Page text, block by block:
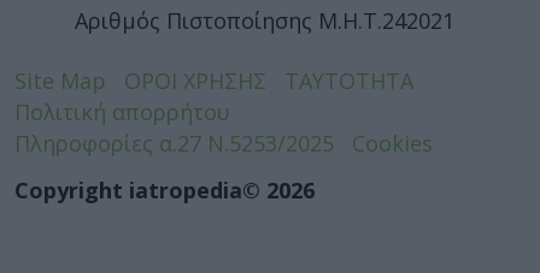
Αριθμός Πιστοποίησης Μ.Η.Τ.242021
Site Map ΟΡΟΙ ΧΡΗΣΗΣ
ΤΑΥΤΟΤΗΤΑ
Πολιτική απορρήτου
Πληροφορίες α.27 Ν.5253/2025
Cookies
Copyright iatropedia© 2026